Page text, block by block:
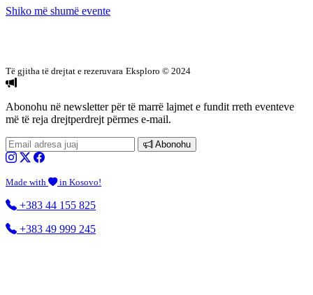
Shiko më shumë evente
Të gjitha të drejtat e rezeruvara Eksploro © 2024
Abonohu në newsletterpër të marrë lajmet e fundit rreth eventeve
më të reja drejtperdrejt përmes e-mail.
Abonohu
Made with in Kosovo!
+383 44 155 825
+383 49 999 245